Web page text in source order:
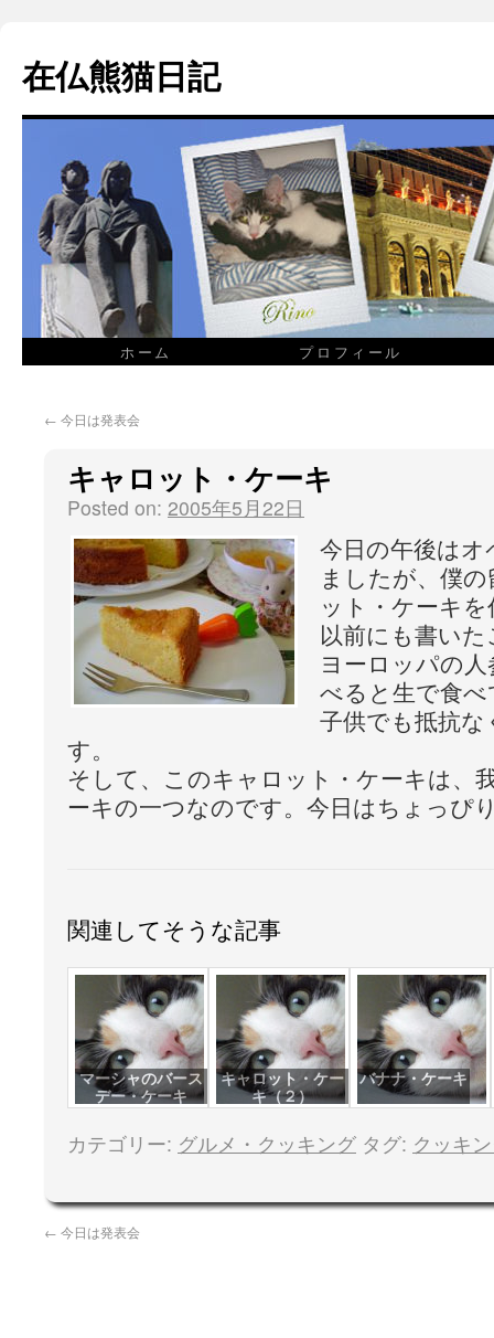
在仏熊猫日記
ホーム プロフィール
← 今日は発表会
キャロット・ケーキ
Posted on: 2005年5月22日
今日の午後は
ましたが、僕
ット・ケーキ
以前にも書い
ヨーロッパの
べると生で食
子供でも抵抗な
す。
そして、このキャロット・ケーキは、
ーキの一つなのです。今日はちょっぴ
関連してそうな記事
マーシャのバース
デー・ケーキ
キャロット・ケー
キ（２）
バナナ・ケーキ
カテゴリー: グルメ・クッキング タグ: クッキ
← 今日は発表会